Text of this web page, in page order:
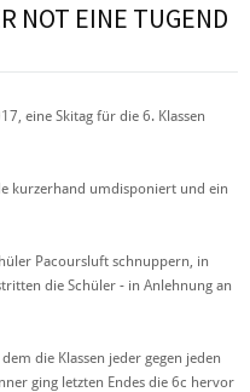
NOT EINE TUGEND
eine Skitag für die 6. Klassen
kurzerhand umdisponiert und ein
Pacoursluft schnuppern, in
die Schüler - in Anlehnung an
die Klassen jeder gegen jeden
ging letzten Endes die 6c hervor